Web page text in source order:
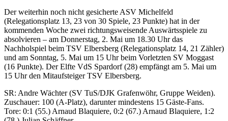
Der weiterhin noch nicht gesicherte ASV Michelfeld
(Relegationsplatz 13, 23 von 30 Spiele, 23 Punkte) hat in der
kommenden Woche zwei richtungsweisende Auswärtsspiele zu
absolvieren – am Donnerstag, 2. Mai um 18.30 Uhr das
Nachholspiel beim TSV Elbersberg (Relegationsplatz 14, 21 Zähler)
und am Sonntag, 5. Mai um 15 Uhr beim Vorletzten SV Moggast
(16 Punkte). Der Elfte VdS Spardorf (28) empfängt am 5. Mai um
15 Uhr den Mitaufsteiger TSV Elbersberg.
SR: Andre Wächter (SV TuS/DJK Grafenwöhr, Gruppe Weiden).
Zuschauer: 100 (A-Platz), darunter mindestens 15 Gäste-Fans.
Tore: 0:1 (55.) Arnaud Blaquiere, 0:2 (67.) Arnaud Blaquiere, 1:2